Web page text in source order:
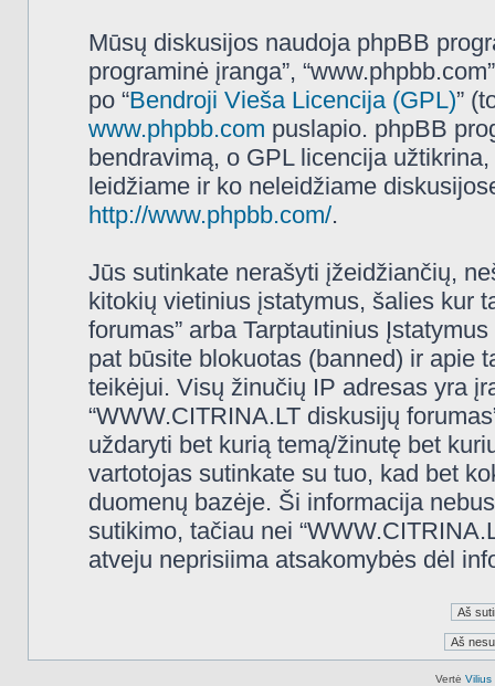
Mūsų diskusijos naudoja phpBB
programinė įranga”,
po “Bendroji Vieša Licencija (GPL)”
www.phpbb.com puslapio. phpBB
bendravimą, o GPL licencija
leidžiame ir ko neleidžiame
http://www.phpbb.com/.
Jūs sutinkate nerašyti įžeidžiančių,
kitokių vietinius įstatymus, šalies kur
forumas” arba Tarptautinius
pat būsite blokuotas (banned) ir apie
teikėjui. Visų žinučių IP adresas yra
“WWW.CITRINA.LT diskusijų
uždaryti bet kurią temą/žinutę bet
vartotojas sutinkate su tuo, kad bet
duomenų bazėje. Ši informacija
sutikimo, tačiau nei
atveju neprisiima atsakomybės dėl
Vertė Vilius